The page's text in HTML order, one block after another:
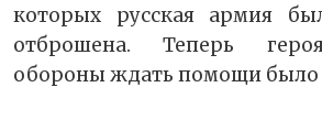
которых русская армия
отброшена. Теперь
обороны ждать помощи было